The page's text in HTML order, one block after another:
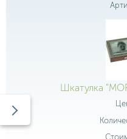
Шкатулка